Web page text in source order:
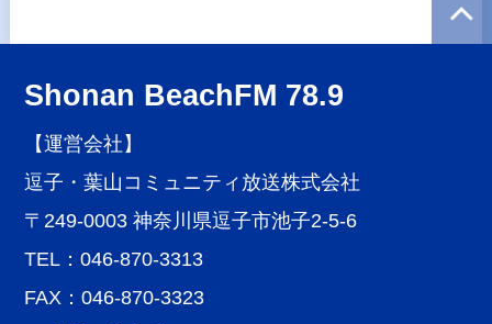
Shonan BeachFM 78.9
【運営会社】
逗子・葉山コミュニティ放送株式会社
〒249-0003 神奈川県逗子市池子2-5-6
TEL：046-870-3313
FAX：046-870-3323